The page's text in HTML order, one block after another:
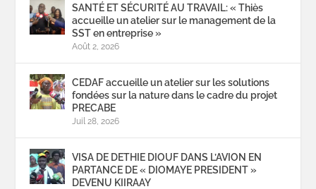
SANTÉ ET SÉCURITÉ AU TRAVAIL: « Thiès
accueille un atelier sur le management de la
SST en entreprise »
Août 2, 2026
CEDAF accueille un atelier sur les solutions
fondées sur la nature dans le cadre du projet
PRECABE
Juil 28, 2026
VISA DE DETHIE DIOUF DANS L’AVION EN
PARTANCE DE « DIOMAYE PRESIDENT »
DEVENU KIIRAAY